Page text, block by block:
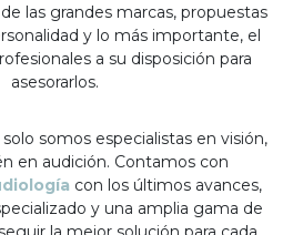
las grandes marcas, propuestas
y lo más importante, el
a su disposición para
asesorarlos.
somos especialistas en visión,
en audición. Contamos con
con los últimos avances,
y una amplia gama de